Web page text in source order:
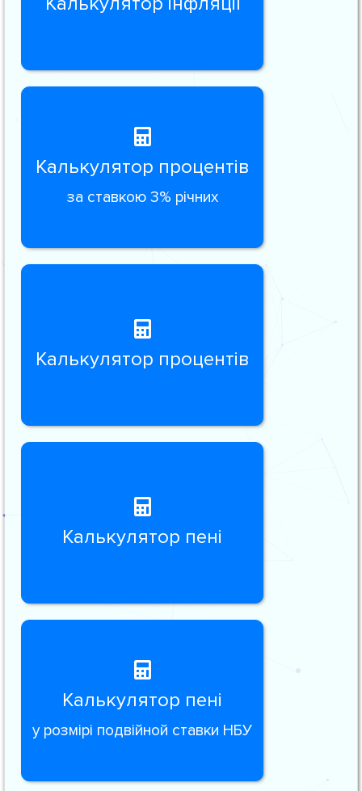
Калькулятор процентів
за ставкою 3% річних
Калькулятор процентів
Калькулятор пені
Калькулятор пені
у розмірі подвійной ставки НБУ